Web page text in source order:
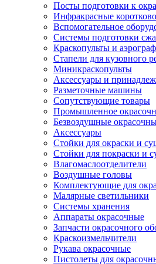
Посты подготовки к
Инфракрасные
Вспомогательное
Системы подготовки
Краскопульты и
Стапели для кузовного
Миникраскопульты
Аксессуары и
Разметочные машины
Сопутствующие товары
Промышленное
Безвоздушные
Аксессуары
Стойки для окраски и
Стойки для покраски и
Влагомаслоотделители
Воздушные головы
Комплектующие для
Малярные светильники
Системы хранения
Аппараты окрасочные
Запчасти окрасочного
Краскоизмельчители
Рукава окрасочные
Пистолеты для